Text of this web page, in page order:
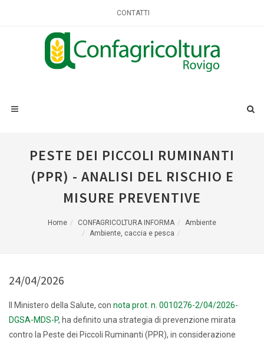
CONTATTI
PESTE DEI PICCOLI RUMINANTI
(PPR) - ANALISI DEL RISCHIO E
MISURE PREVENTIVE
Home CONFAGRICOLTURA INFORMA
Ambiente
Ambiente, caccia e pesca
24/04/2026
Il Ministero della Salute, con nota prot. n. 0010276-2/04/2026-
DGSA-MDS-P, ha definito una strategia di prevenzione mirata
contro la Peste dei Piccoli Ruminanti (PPR), in considerazione